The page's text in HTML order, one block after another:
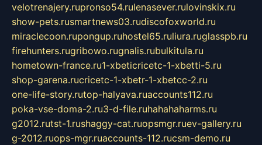
velotrenajery.rupronso54.rulenasever.rulovinskix.ru
show-pets.rusmartnews03.rudiscofoxworld.ru
miraclecoon.rupongup.ruhostel65.ruliura.ruglasspb.ru
firehunters.rugribowo.rugnalis.rubulkitula.ru
hometown-france.ru1-xbeticricetc-1-xbetti-5.ru
shop-garena.rucricetc-1-xbetr-1-xbetcc-2.ru
one-life-story.rutop-halyava.ruaccounts112.ru
poka-vse-doma-2.ru3-d-file.ruhahahaharms.ru
g2012.rutst-1.rushaggy-cat.ruopsmgr.ruev-gallery.ru
g-2012.ruops-mgr.ruaccounts-112.rucsm-demo.ru